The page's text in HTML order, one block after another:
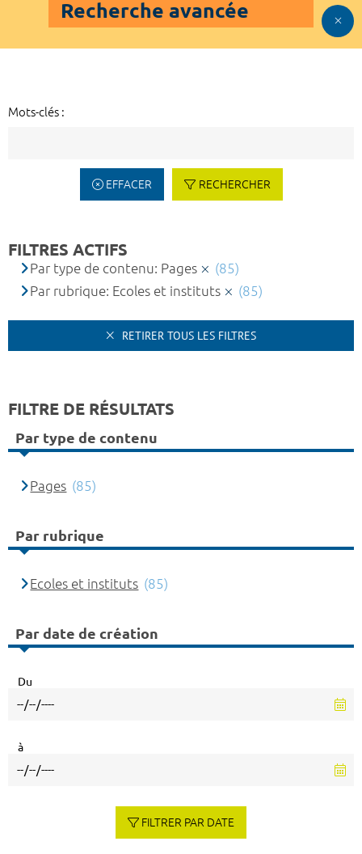
Recherche avancée
Mots-clés :
EFFACER RECHERCHER
FILTRES ACTIFS
Par type de contenu: Pages
(85)
Par rubrique: Ecoles et instituts
(85)
RETIRER TOUS LES FILTRES
FILTRE DE RÉSULTATS
Par type de contenu
Pages (85)
Par rubrique
Ecoles et instituts (85)
Par date de création
Du
à
FILTRER PAR DATE